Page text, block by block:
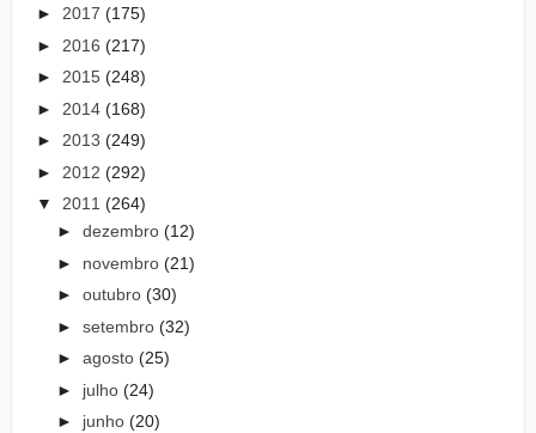
► 2017 (175)
► 2016 (217)
► 2015 (248)
► 2014 (168)
► 2013 (249)
► 2012 (292)
▼ 2011 (264)
► dezembro (12)
► novembro (21)
► outubro (30)
► setembro (32)
► agosto (25)
► julho (24)
► junho (20)